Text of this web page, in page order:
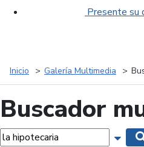
Presente su
Inicio Galería Multimedia
Buscador